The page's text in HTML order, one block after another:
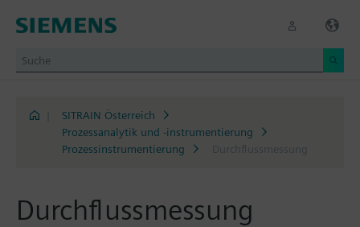
SITRAIN Österreich
Prozessanalytik und -instrumentierung
Prozessinstrumentierung
Durchflussmessung
Durchflussmessung